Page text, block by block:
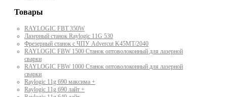
Товары
RAYLOGIC FBT 350W
Лазерный станок Raylogic 11G 530
Фрезерный станок с ЧПУ Advercut K45MT/2040
RAYLOGIC FBW 1500 Станок оптоволоконный для лазерной
сварки
RAYLOGIC FBW 1000 Станок оптоволоконный для лазерной
сварки
Raylogic 11g 690 максима +
Raylogic 11g 690 лайт +